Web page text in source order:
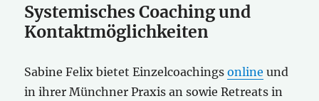
Systemisches Coaching und
Kontaktmöglichkeiten
Sabine Felix bietet Einzelcoachingsonline und
in ihrer Münchner Praxis an sowie Retreats in